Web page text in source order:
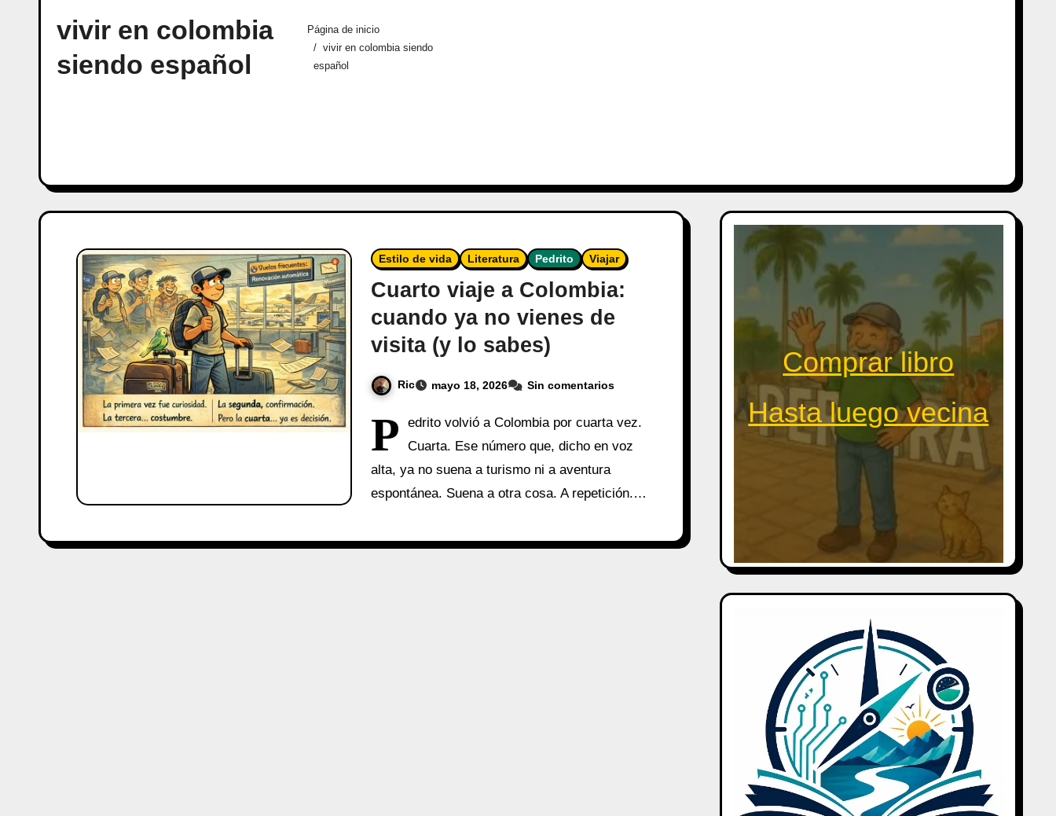
vivir en colombia
siendo español
Página de inicio
vivir en colombia siendo
español
Estilo de vida Literatura Pedrito Viajar
Cuarto viaje a Colombia:
cuando ya no vienes de
visita (y lo sabes)
Ric mayo 18, 2026 Sin comentarios
P
edrito volvió a Colombia por cuarta vez.
Cuarta. Ese número que, dicho en voz
alta, ya no suena a turismo ni a aventura
espontánea. Suena a otra cosa. A repetición.…
Comprar libro
Hasta luego vecina